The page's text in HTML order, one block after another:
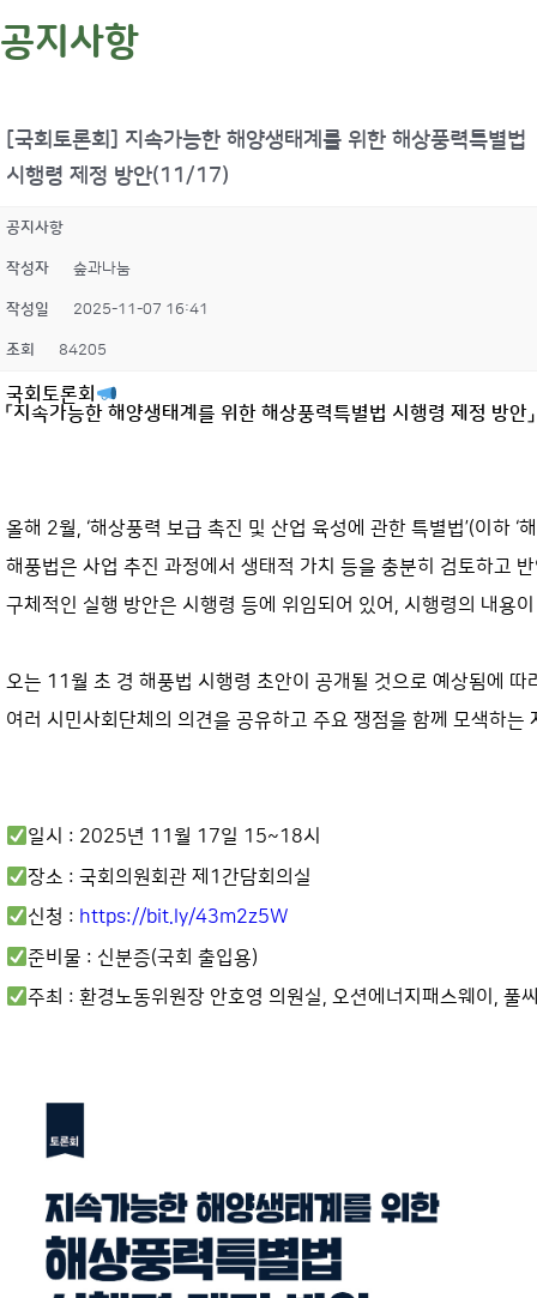
공지사항
[국회토론회] 지속가능한 해양생태계를 위한 해상풍력특별법
시행령 제정 방안(11/17)
공지사항
작성자 숲과나눔
작성일 2025-11-07 16:41
조회 84205
국회토론회
「지속가능한 해양생태계를 위한 해상풍력특별법 시행령 제정 방안」
올해 2월, ‘해상풍력 보급 촉진 및 산업 육성에 관한 특별법’(이하 ‘
해풍법은 사업 추진 과정에서 생태적 가치 등을 충분히 검토하고
구체적인 실행 방안은 시행령 등에 위임되어 있어, 시행령의 내용
오는 11월 초 경 해풍법 시행령 초안이 공개될 것으로 예상됨에
여러 시민사회단체의 의견을 공유하고 주요 쟁점을 함께 모색하
일시 : 2025년 11월 17일 15~18시
장소 : 국회의원회관 제1간담회의실
신청 : https://bit.ly/43m2z5W
준비물 : 신분증(국회 출입용)
주최 : 환경노동위원장 안호영 의원실, 오션에너지패스웨이, 풀